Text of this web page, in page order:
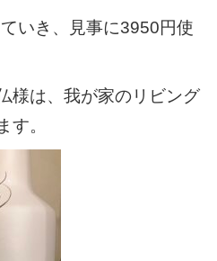
いき、見事に3950円使
様は、我が家のリビング
す。